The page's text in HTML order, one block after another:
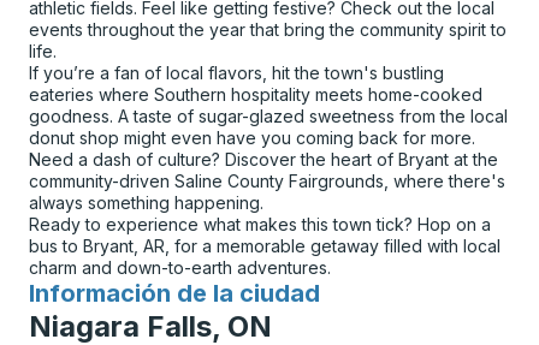
athletic fields. Feel like getting festive? Check out the local
events throughout the year that bring the community spirit to
life.
If you’re a fan of local flavors, hit the town's bustling
eateries where Southern hospitality meets home-cooked
goodness. A taste of sugar-glazed sweetness from the local
donut shop might even have you coming back for more.
Need a dash of culture? Discover the heart of Bryant at the
community-driven Saline County Fairgrounds, where there's
always something happening.
Ready to experience what makes this town tick? Hop on a
bus to Bryant, AR, for a memorable getaway filled with local
charm and down-to-earth adventures.
Información de la ciudad
para
Niagara Falls, ON